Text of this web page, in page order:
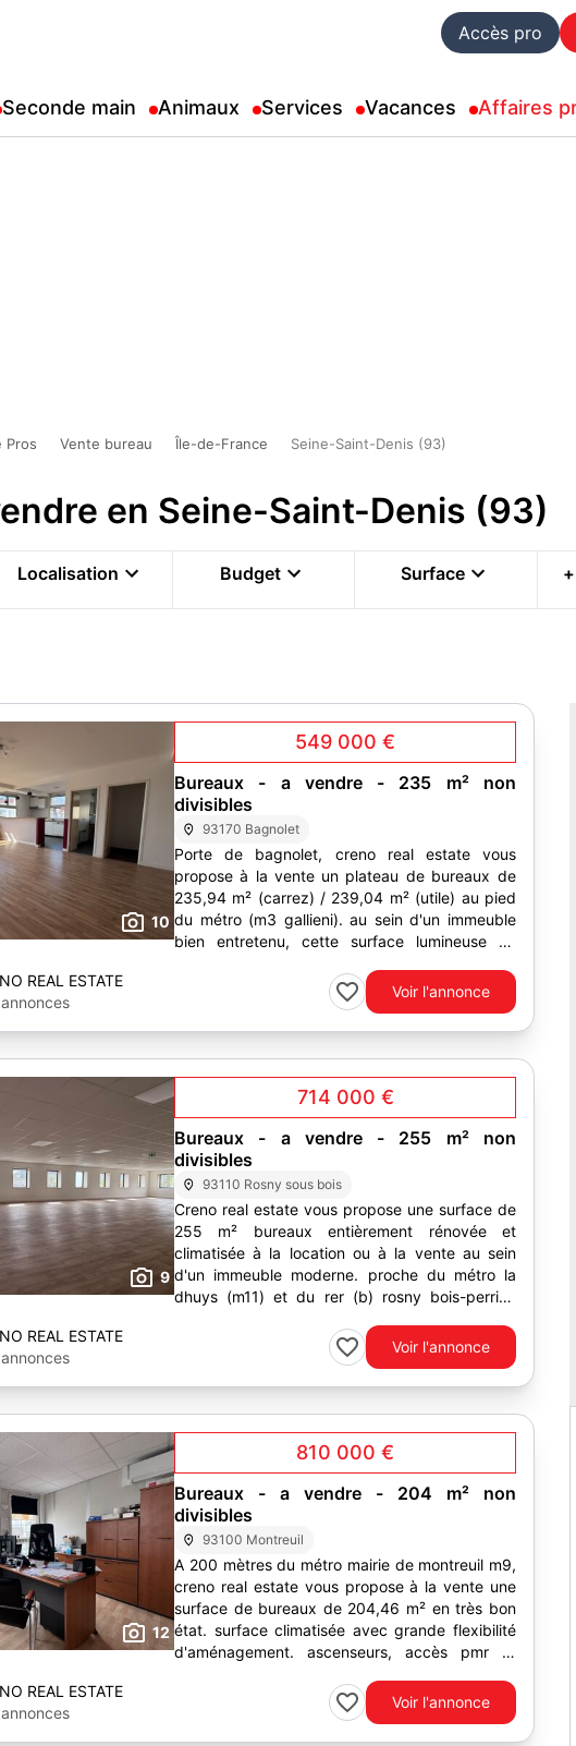
Accès pro
Seconde main Animaux Services Vacances Affaires
Pros Vente bureau Île-de-France Seine-Saint-Denis (93)
en Seine-Saint-Denis (93)
Localisation Budget Surface
10
549 000 €
Bureaux - a vendre - 235 m² non
divisibles
93170 Bagnolet
Porte de bagnolet, creno real estate vous
propose à la vente un plateau de bureaux de
235,94 m² (carrez) / 239,04 m² (utile) au pied
du métro (m3 gallieni). au sein d'un immeuble
bien entretenu, cette surface lumineuse en
REAL ESTATE
Voir l'annonce
9
714 000 €
Bureaux - a vendre - 255 m² non
divisibles
93110 Rosny sous bois
Creno real estate vous propose une surface de
255 m² bureaux entièrement rénovée et
climatisée à la location ou à la vente au sein
d'un immeuble moderne. proche du métro la
dhuys (m11) et du rer (b) rosny bois-perrier,
REAL ESTATE
Voir l'annonce
12
810 000 €
Bureaux - a vendre - 204 m² non
divisibles
93100 Montreuil
A 200 mètres du métro mairie de montreuil m9,
creno real estate vous propose à la vente une
surface de bureaux de 204,46 m² en très bon
état. surface climatisée avec grande flexibilité
d'aménagement. ascenseurs, accès pmr et
REAL ESTATE
Voir l'annonce